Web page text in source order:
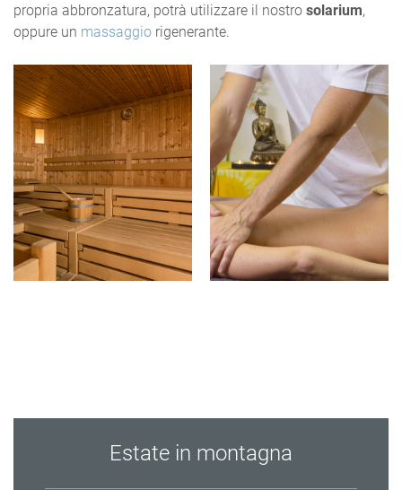
propria abbronzatura, potrà utilizzare il nostro solarium,
oppure un massaggio rigenerante.
Estate in montagna